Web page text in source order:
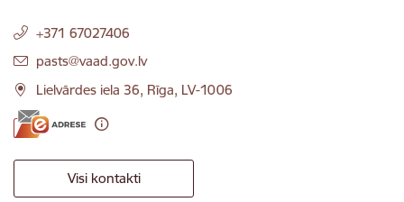
+371 67027406
E-pasts:
pasts@vaad.gov.lv
Lielvārdes iela 36, Rīga, LV-1006
Visi kontakti